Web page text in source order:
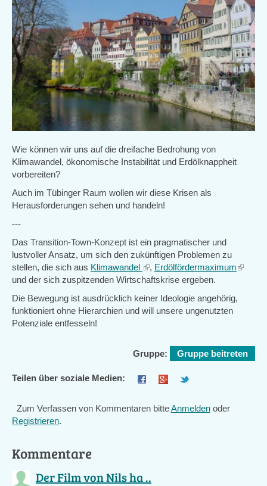
Wie können wir uns auf die dreifache Bedrohung von
Klimawandel, ökonomische Instabilität und Erdölknappheit
vorbereiten?
Auch im Tübinger Raum wollen wir diese Krisen als
Herausforderungen sehen und handeln!
---
Das Transition-Town-Konzept ist ein pragmatischer und
lustvoller Ansatz, um sich den zukünftigen Problemen zu
stellen, die sich aus Klimawandel (link
is
, Erdölfördermaximum(link
und der sich zuspitzenden Wirtschaftskrise ergeben.
Die Bewegung ist ausdrücklich keiner Ideologie angehörig,
funktioniert ohne Hierarchien und will unsere ungenutzten
Potenziale entfesseln!
Gruppe: Gruppe beitreten
Teilen über soziale Medien:
Zum Verfassen von Kommentaren bitteAnmeldenoder
Registrieren.
Kommentare
Der Film von Nils ha ..